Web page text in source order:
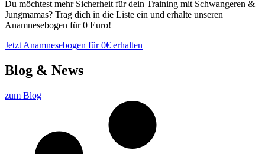
Du möchtest mehr Sicherheit für dein Training mit Schwangeren &
Jungmamas? Trag dich in die Liste ein und erhalte unseren
Anamnesebogen für 0 Euro!
Jetzt Anamnesebogen für 0€ erhalten
Blog & News
zum Blog